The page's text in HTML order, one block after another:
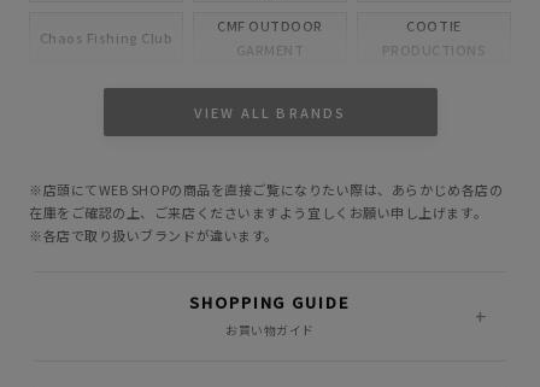
Chaos Fishing Club
CMF OUTDOOR
GARMENT
COOTIE
PRODUCTIONS
INCOMPLETE
TOKYO
Little Yarmouth
M&M CUSTOM
POLIQUANT
PORKCHOP GARAGE
VIEW ALL BRANDS
※店頭にてWEB SHOPの商品を直接ご覧になりたい際は、あらかじめ各店の
在庫をご確認の上、ご来店くださいますよう宜しくお願い申し上げます。
※各店で取り扱いブランドが違います。
SHOPPING GUIDE
お買い物ガイド